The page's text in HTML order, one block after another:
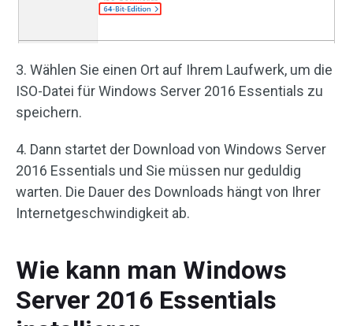
3. Wählen Sie einen Ort auf Ihrem Laufwerk, um die
ISO-Datei für Windows Server 2016 Essentials zu
speichern.
4. Dann startet der Download von Windows Server
2016 Essentials und Sie müssen nur geduldig
warten. Die Dauer des Downloads hängt von Ihrer
Internetgeschwindigkeit ab.
Wie kann man Windows
Server 2016 Essentials